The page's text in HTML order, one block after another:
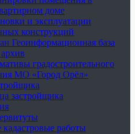
доме
и эксплуатации
конструкций
Геоинформационная база
градостроительного
МО «Город Орёл»
застройщика
работы